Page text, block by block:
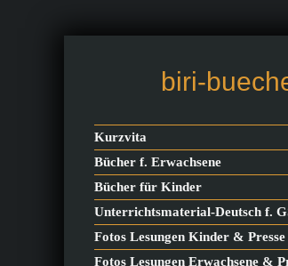
biri-
Kurzvita
Bücher f. Erwachsene
Bücher für Kinder
Unterrichtsmaterial-Deutsch f.
Fotos Lesungen Kinder & Presse
Fotos Lesungen Erwachsene &